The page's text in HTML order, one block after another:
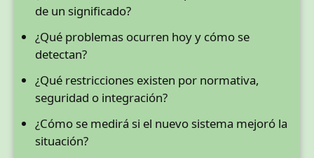
de un significado?
¿Qué problemas ocurren hoy y cómo se
detectan?
¿Qué restricciones existen por normativa,
seguridad o integración?
¿Cómo se medirá si el nuevo sistema mejoró la
situación?